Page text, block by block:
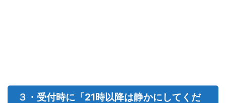
３・受付時に「21時以降は静かにしてくだ